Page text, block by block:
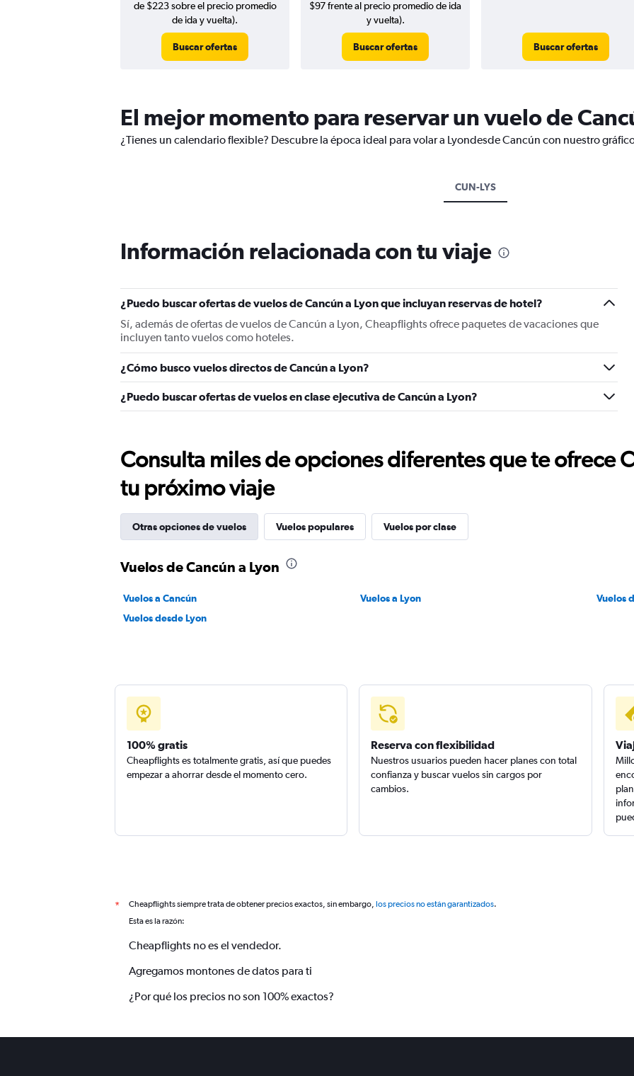
de $223 sobre el precio promedio
de ida y vuelta).
Buscar ofertas
$97 frente al precio promedio de ida
y vuelta).
Buscar ofertas Buscar ofertas
El mejor momento para reservar un vuelo de
¿Tienes un calendario flexible? Descubre la época ideal para volar a Lyondesde Cancún con nuestro
CUN-LYS
Información relacionada con tu viaje
¿Puedo buscar ofertas de vuelos de Cancún a Lyon que incluyan reservas de hotel?
Sí, además de ofertas de vuelos de Cancún a Lyon, Cheapflights ofrece paquetes de vacaciones que
incluyen tanto vuelos como hoteles.
¿Cómo busco vuelos directos de Cancún a Lyon?
¿Puedo buscar ofertas de vuelos en clase ejecutiva de Cancún a Lyon?
Consulta miles de opciones diferentes que te ofrece
tu próximo viaje
Otras opciones de vuelos Vuelos populares Vuelos por clase
Vuelos de Cancún a Lyon
Vuelos a Cancún Vuelos a Lyon
Vuelos
Vuelos desde Lyon
100% gratis
Cheapflights es totalmente gratis, así que puedes
empezar a ahorrar desde el momento cero.
Reserva con flexibilidad
Nuestros usuarios pueden hacer planes con total
confianza y buscar vuelos sin cargos por
cambios.
* Cheapflights siempre trata de obtener precios exactos, sin embargo, los precios no están garantizados.
Esta es la razón:
Cheapflights no es el vendedor.
Agregamos montones de datos para ti
¿Por qué los precios no son 100% exactos?